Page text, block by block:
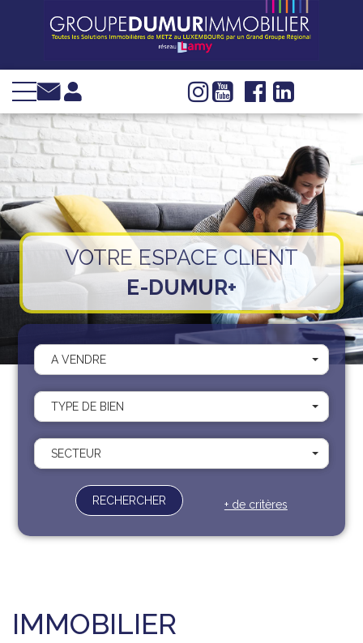
VENTE
LOCATION
INVESTIR
IMMOBILIER
D'ENTREPRISE
GESTION
SYNDIC
WEB TV
Actualités
Nous trouver
Recrutement
Contact
Documents
VOTRE ESPACE CLIENT
E-DUMUR+
A VENDRE
TYPE DE BIEN
SECTEUR
RECHERCHER + de critères
IMMOBILIER